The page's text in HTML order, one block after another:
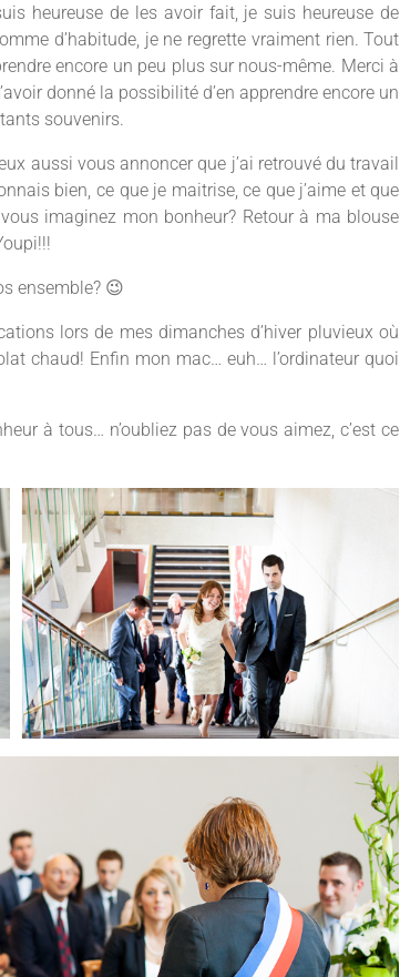
heureuse de les avoir fait, je suis heureuse de
d’habitude, je ne regrette vraiment rien. Tout
encore un peu plus sur nous-même. Merci à
donné la possibilité d’en apprendre encore un
souvenirs.
aussi vous annoncer que j’ai retrouvé du travail
bien, ce que je maitrise, ce que j’aime et que
imaginez mon bonheur? Retour à ma blouse
ensemble? 😉
lors de mes dimanches d’hiver pluvieux où
chaud! Enfin mon mac… euh… l’ordinateur quoi
à tous… n’oubliez pas de vous aimez, c’est ce